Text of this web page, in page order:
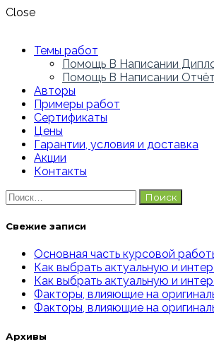
Close
Темы работ
Помощь В Написании
Помощь В Написании
Авторы
Примеры работ
Сертификаты
Цены
Гарантии, условия и доставка
Акции
Контакты
Найти:
Свежие записи
Основная часть курсовой
Как выбрать актуальную и
Как выбрать актуальную и
Факторы, влияющие на
Факторы, влияющие на
Архивы